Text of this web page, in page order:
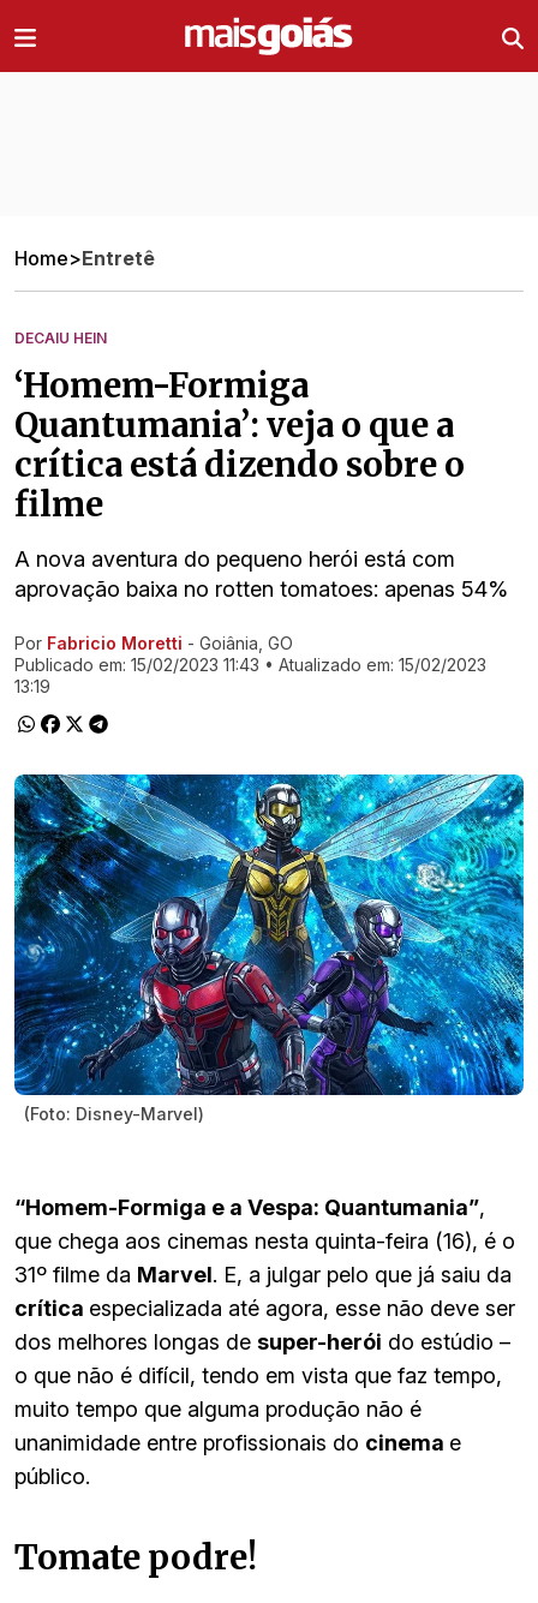
Home>Entretê
DECAIU HEIN
‘Homem-Formiga
Quantumania’: veja o que a
crítica está dizendo sobre o
filme
A nova aventura do pequeno herói está com
aprovação baixa no rotten tomatoes: apenas 54%
Ir direto pra matéria
Por Fabricio Moretti - Goiânia, GO
Publicado em: 15/02/2023 11:43 • Atualizado em: 15/02/2023
13:19
(Foto: Disney-Marvel)
“Homem-Formiga e a Vespa: Quantumania”,
que chega aos cinemas nesta quinta-feira (16), é o
31º filme da Marvel. E, a julgar pelo que já saiu da
crítica especializada até agora, esse não deve ser
dos melhores longas de super-herói do estúdio –
o que não é difícil, tendo em vista que faz tempo,
muito tempo que alguma produção não é
unanimidade entre profissionais do cinema e
público.
Tomate podre!